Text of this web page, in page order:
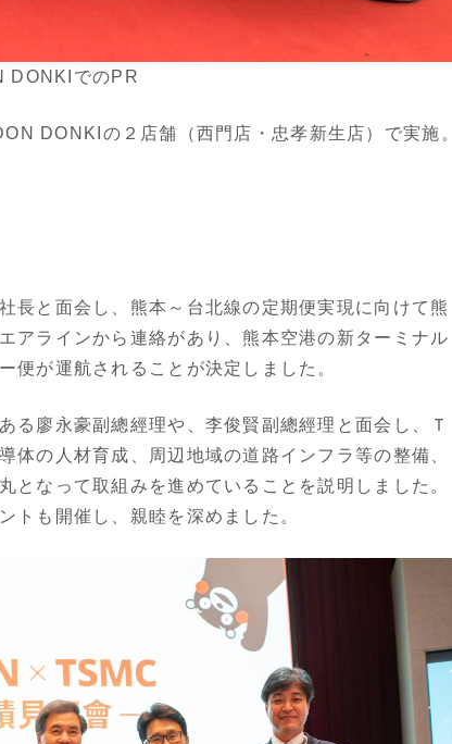
DONKI でのPR
DONKIの２店舗（西門店・忠孝新生店）で実施。
と面会し、熊本～台北線の定期便実現に向けて熊
アラインから連絡があり、熊本空港の新ターミナル
便が運航されることが決定しました。
廖永豪副總經理や、李俊賢副總經理と面会し、Ｔ
体の人材育成、周辺地域の道路インフラ等の整備、
なって取組みを進めていることを説明しました。
トも開催し、親睦を深めました。